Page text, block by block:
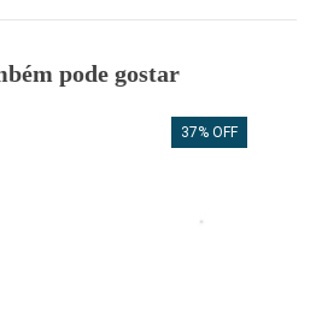
pode gostar
37% OFF